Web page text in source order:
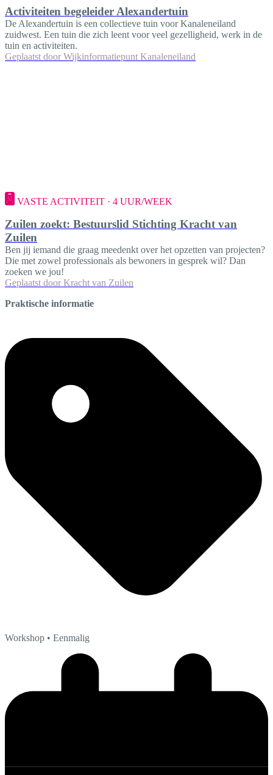
Activiteiten begeleider Alexandertuin
De Alexandertuin is een collectieve tuin voor Kanaleneiland
zuidwest. Een tuin die zich leent voor veel gezelligheid, werk in de
tuin en activiteiten.
Geplaatst door Wijkinformatiepunt Kanaleneiland
VASTE ACTIVITEIT · 4 UUR/WEEK
Zuilen zoekt: Bestuurslid Stichting Kracht van
Zuilen
Ben jij iemand die graag meedenkt over het opzetten van projecten?
Die met zowel professionals als bewoners in gesprek wil? Dan
zoeken we jou!
Geplaatst door Kracht van Zuilen
Praktische informatie
Workshop • Eenmalig